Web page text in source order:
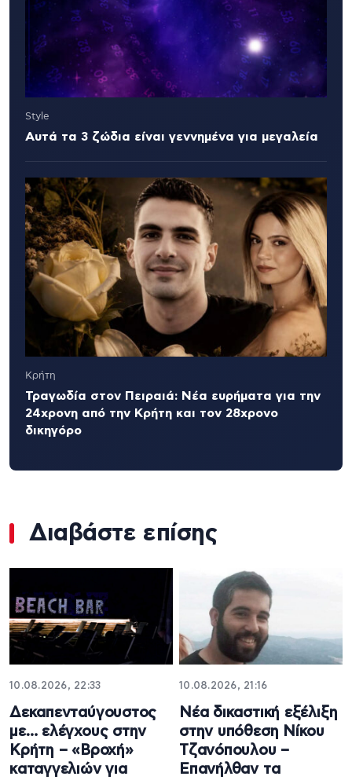
Style
Αυτά τα 3 ζώδια είναι γεννημένα για μεγαλεία
Κρήτη
Τραγωδία στον Πειραιά: Νέα ευρήματα για την
24χρονη από την Κρήτη και τον 28χρονο
δικηγόρο
Διαβάστε επίσης
10.08.2026, 22:33
Δεκαπενταύγουστος
με… ελέγχους στην
Κρήτη – «Βροχή»
καταγγελιών για
10.08.2026, 21:16
Νέα δικαστική εξέλιξη
στην υπόθεση Νίκου
Τζανόπουλου –
Επανήλθαν τα